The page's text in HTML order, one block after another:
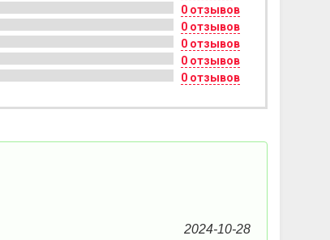
0 отзывов
0 отзывов
0 отзывов
0 отзывов
0 отзывов
2024-10-28